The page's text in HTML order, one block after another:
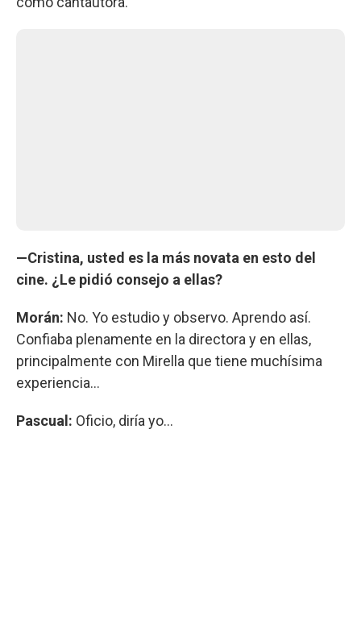
—Cristina, usted es la más novata en esto del
cine. ¿Le pidió consejo a ellas?
Morán: No. Yo estudio y observo. Aprendo así.
Confiaba plenamente en la directora y en ellas,
principalmente con Mirella que tiene muchísima
experiencia...
Pascual: Oficio, diría yo...